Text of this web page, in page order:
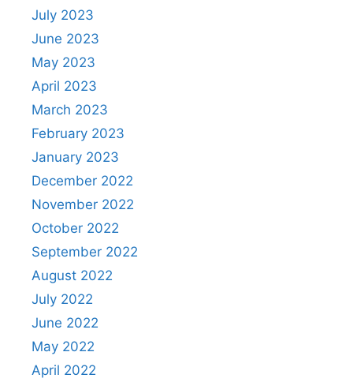
July 2023
June 2023
May 2023
April 2023
March 2023
February 2023
January 2023
December 2022
November 2022
October 2022
September 2022
August 2022
July 2022
June 2022
May 2022
April 2022